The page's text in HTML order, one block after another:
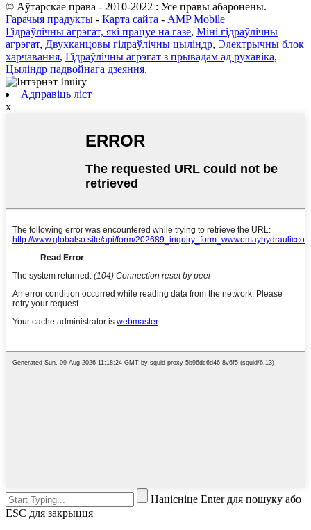
© Аўтарскае права - 2010-2022 : Усе правы абаронены.
Гарачыя прадукты - Карта сайта - AMP Mobile
Гідраўлічны агрэгат, які працуе на газе, Міні гідраўлічны
агрэгат, Двухканцовы гідраўлічны цыліндр, Электрычны блок
харчавання, Гідраўлічны агрэгат з прывадам ад рухавіка,
Цыліндр падвойнага дзеяння,
Адправіць ліст
x
Націсніце Enter для пошуку або
ESC для закрыцця